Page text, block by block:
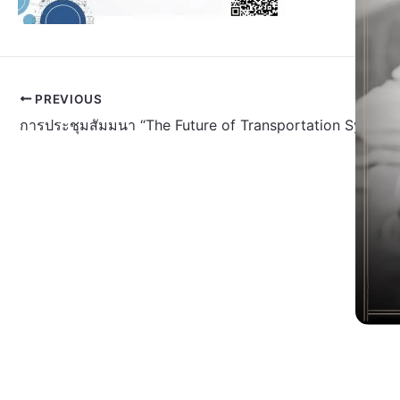
PREVIOUS
การประชุมสัมมนา “The Future of Transportation